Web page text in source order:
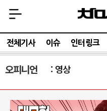
전체기사 이슈 인터링크
오피니언 영상